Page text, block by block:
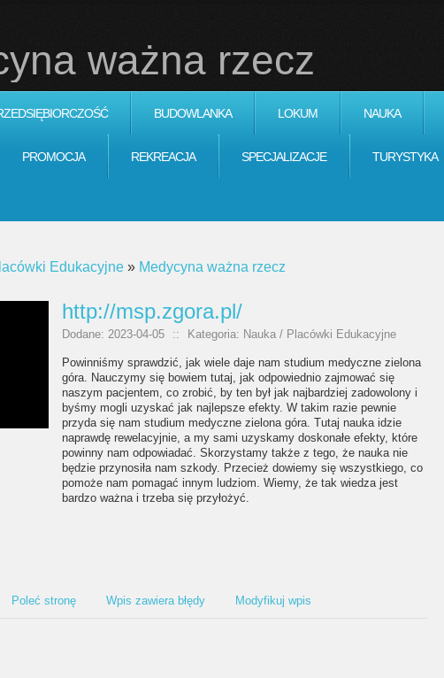
ważna rzecz
BUDOWLANKA LOKUM NAUKA
PROMOCJA REKREACJA SPECJALIZACJE TURYSTYKA
Edukacyjne » Medycyna ważna rzecz
http://msp.zgora.pl/
Dodane: 2023-04-05 :: Kategoria: Nauka / Placówki Edukacyjne
Powinniśmy sprawdzić, jak wiele daje nam studium medyczne zielona
góra. Nauczymy się bowiem tutaj, jak odpowiednio zajmować się
naszym pacjentem, co zrobić, by ten był jak najbardziej zadowolony i
byśmy mogli uzyskać jak najlepsze efekty. W takim razie pewnie
przyda się nam studium medyczne zielona góra. Tutaj nauka idzie
naprawdę rewelacyjnie, a my sami uzyskamy doskonałe efekty, które
powinny nam odpowiadać. Skorzystamy także z tego, że nauka nie
będzie przynosiła nam szkody. Przecież dowiemy się wszystkiego, co
pomoże nam pomagać innym ludziom. Wiemy, że tak wiedza jest
bardzo ważna i trzeba się przyłożyć.
Poleć stronę Wpis zawiera błędy Modyfikuj wpis